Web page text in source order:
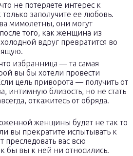
не потеряете интерес к
заполучите ее любовь.
мимолетны, они могут
того, как женщина из
вдруг превратится во
избранница — та самая
вы бы хотели провести
цель приворота — получить от
интимную близость, но не стать
откажитесь от обряда.
женщины будет не так то
вы прекратите испытывать к
преследовать вас всю
бы вы к ней ни относились.